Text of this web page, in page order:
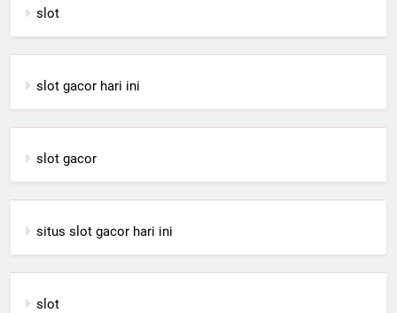
slot
slot gacor hari ini
slot gacor
situs slot gacor hari ini
slot